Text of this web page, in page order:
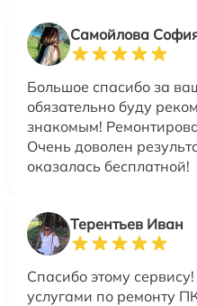
Самойлова
Большое спасибо за
обязательно буду
знакомым!
Очень доволен
оказалась бесплатной!
Терентьев Иван
Спасибо этому
услугами по ремонту